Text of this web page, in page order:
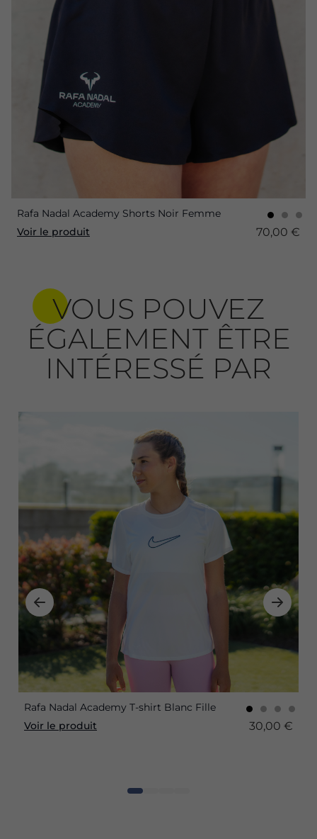
Rafa Nadal Academy Shorts Noir Femme
Voir le produit
70,00 €
VOUS POUVEZ
ÉGALEMENT ÊTRE
INTÉRESSÉ PAR
Rafa Nadal Academy T-shirt Blanc Fille
Voir le produit
30,00 €